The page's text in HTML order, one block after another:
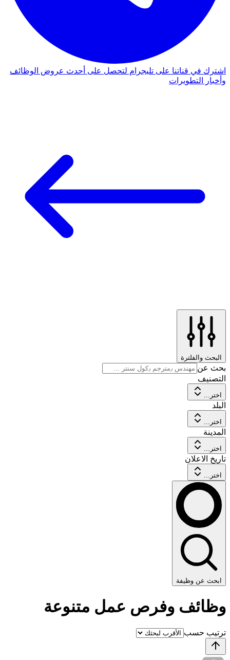
اشترك في قناتنا على تليجرام لتحصل على أحدث عروض الوظائف
وأخبار التطويرات
البحث والفلترة
بحث عن
التصنيف
اختر...
البلد
اختر...
المدينة
اختر...
تاريخ الاعلان
اختر...
ابحث عن وظيفة
وظائف وفرص عمل متنوعة
ترتيب حسب